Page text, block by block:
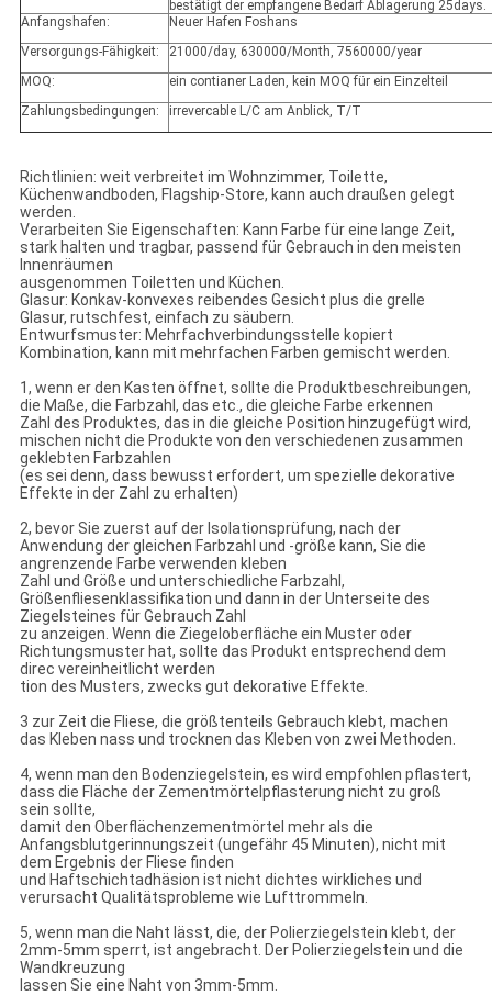
bestätigt der empfangene Bedarf Ablagerung 25days.
Anfangshafen:
Neuer Hafen Foshans
Versorgungs-Fähigkeit:
21000/day, 630000/Month, 7560000/year
MOQ:
ein contianer Laden, kein MOQ für ein Einzelteil
Zahlungsbedingungen:
irrevercable L/C am Anblick, T/T
Richtlinien: weit verbreitet im Wohnzimmer, Toilette,
Küchenwandboden, Flagship-Store, kann auch draußen gelegt
werden.
Verarbeiten Sie Eigenschaften: Kann Farbe für eine lange Zeit,
stark halten und tragbar, passend für Gebrauch in den meisten
Innenräumen
ausgenommen Toiletten und Küchen.
Glasur: Konkav-konvexes reibendes Gesicht plus die grelle
Glasur, rutschfest, einfach zu säubern.
Entwurfsmuster: Mehrfachverbindungsstelle kopiert
Kombination, kann mit mehrfachen Farben gemischt werden.
1, wenn er den Kasten öffnet, sollte die Produktbeschreibungen,
die Maße, die Farbzahl, das etc., die gleiche Farbe erkennen
Zahl des Produktes, das in die gleiche Position hinzugefügt wird,
mischen nicht die Produkte von den verschiedenen zusammen
geklebten Farbzahlen
(es sei denn, dass bewusst erfordert, um spezielle dekorative
Effekte in der Zahl zu erhalten)
2, bevor Sie zuerst auf der Isolationsprüfung, nach der
Anwendung der gleichen Farbzahl und -größe kann, Sie die
angrenzende Farbe verwenden kleben
Zahl und Größe und unterschiedliche Farbzahl,
Größenfliesenklassifikation und dann in der Unterseite des
Ziegelsteines für Gebrauch Zahl
zu anzeigen. Wenn die Ziegeloberfläche ein Muster oder
Richtungsmuster hat, sollte das Produkt entsprechend dem
direc vereinheitlicht werden
tion des Musters, zwecks gut dekorative Effekte.
3 zur Zeit die Fliese, die größtenteils Gebrauch klebt, machen
das Kleben nass und trocknen das Kleben von zwei Methoden.
4, wenn man den Bodenziegelstein, es wird empfohlen pflastert,
dass die Fläche der Zementmörtelpflasterung nicht zu groß
sein sollte,
damit den Oberflächenzementmörtel mehr als die
Anfangsblutgerinnungszeit (ungefähr 45 Minuten), nicht mit
dem Ergebnis der Fliese finden
und Haftschichtadhäsion ist nicht dichtes wirkliches und
verursacht Qualitätsprobleme wie Lufttrommeln.
5, wenn man die Naht lässt, die, der Polierziegelstein klebt, der
2mm-5mm sperrt, ist angebracht. Der Polierziegelstein und die
Wandkreuzung
lassen Sie eine Naht von 3mm-5mm.